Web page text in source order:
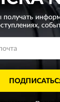
получать